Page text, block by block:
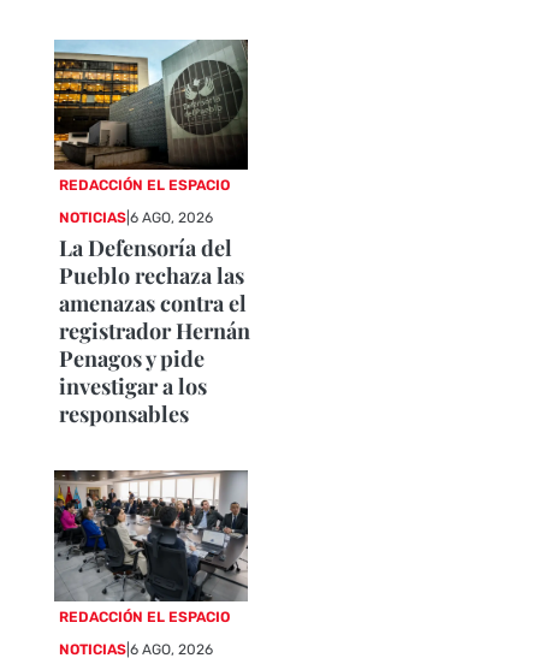
REDACCIÓN EL ESPACIO
NOTICIAS |6 AGO, 2026
La Defensoría del
Pueblo rechaza las
amenazas contra el
registrador Hernán
Penagos y pide
investigar a los
responsables
REDACCIÓN EL ESPACIO
NOTICIAS |6 AGO, 2026